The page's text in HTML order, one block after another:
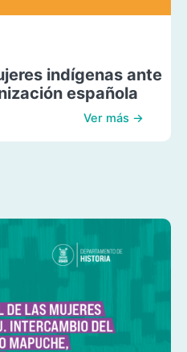
indígenas ante
española
Ver más →